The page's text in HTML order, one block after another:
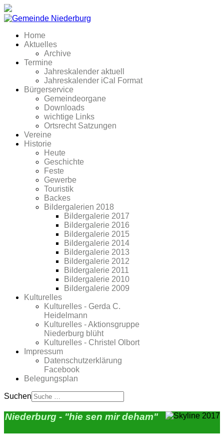
Home
Aktuelles
Archive
Termine
Jahreskalender aktuell
Jahreskalender iCal Format
Bürgerservice
Gemeindeorgane
Downloads
wichtige Links
Ortsrecht Satzungen
Vereine
Historie
Heute
Geschichte
Feste
Gewerbe
Touristik
Backes
Bildergalerien 2018
Bildergalerie 2017
Bildergalerie 2016
Bildergalerie 2015
Bildergalerie 2014
Bildergalerie 2013
Bildergalerie 2012
Bildergalerie 2011
Bildergalerie 2010
Bildergalerie 2009
Kulturelles
Kulturelles - Gerda C.
Heidelmann
Kulturelles - Aktionsgruppe
Niederburg blüht
Kulturelles - Christel Olbort
Impressum
Datenschutzerklärung
Facebook
Belegungsplan
Suchen
Niederburg - "hie sen mir deham"